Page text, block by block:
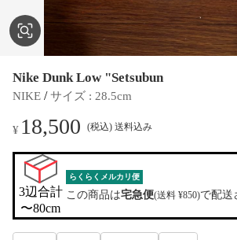
Nike Dunk Low "Setsubun
NIKE / サイズ : 28.5cm
¥ 18,500 (税込) 送料込み
3辺合計
〜80cm
らくらくメルカリ便
この商品は宅急便(送料 ¥850)で配送